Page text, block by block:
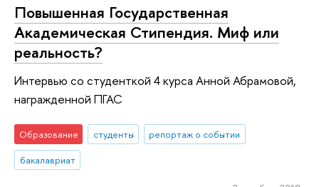
Повышенная Государственная
Академическая Стипендия. Миф или
реальность?
Интервью со студенткой 4 курса Анной Абрамовой,
награжденной ПГАС
Образование студенты
репортаж о событии
бакалавриат